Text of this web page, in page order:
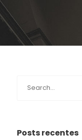
Posts recentes